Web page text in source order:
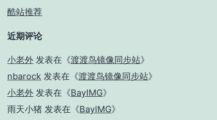
酷站推荐
近期评论
小老外 发表在《渡渡鸟镜像同步站》
nbarock 发表在《渡渡鸟镜像同步站》
小老外 发表在《BayIMG》
雨天小猪 发表在《BayIMG》